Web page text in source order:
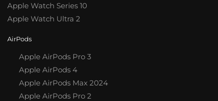
Apple Watch Series 10
Apple Watch Ultra 2
AirPods
Apple AirPods Pro 3
Apple AirPods 4
Apple AirPods Max 2024
Apple AirPods Pro 2